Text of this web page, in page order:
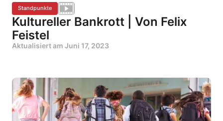
Standpunkte
Kultureller Bankrott | Von Felix
Feistel
Aktualisiert am Juni 17, 2023